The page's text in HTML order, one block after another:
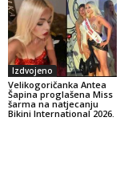
Izdvojeno
Velikogoričanka Antea
Šapina proglašena Miss
šarma na natjecanju
Bikini International 2026.